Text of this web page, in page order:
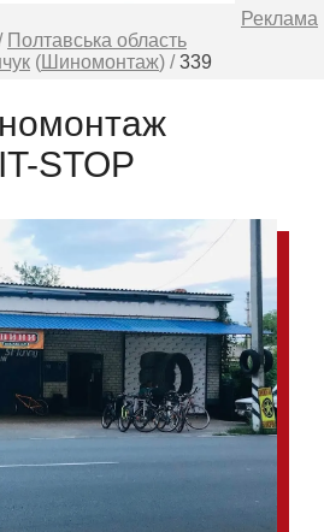
Реклама
Полтавська область
(Шиномонтаж) /339
STOP